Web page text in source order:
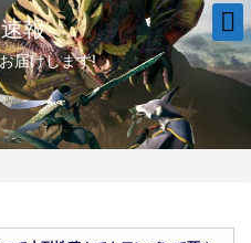
報
届けします!